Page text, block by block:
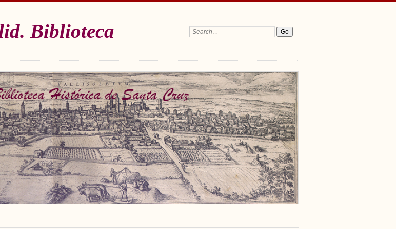
Biblioteca
Search: